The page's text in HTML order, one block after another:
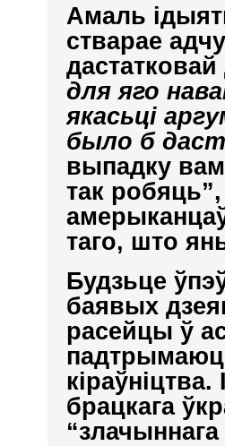
Амаль
стварае
для яго
якасьці
было б
выпадку
так
таго, што
Будзьце
баявых
расейцы ў
кіраўніцтва.
брацкага
“злачыннага